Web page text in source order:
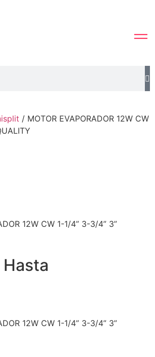
/ MOTOR EVAPORADOR 12W CW
12W CW 1-1/4” 3-3/4” 3”
12W CW 1-1/4” 3-3/4” 3”